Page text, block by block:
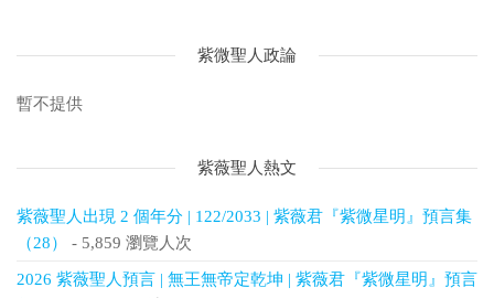
紫微聖人政論
暫不提供
紫薇聖人熱文
紫薇聖人出現 2 個年分 | 122/2033 | 紫薇君『紫微星明』預言集
（28）
- 5,859 瀏覽人次
2026 紫薇聖人預言 | 無王無帝定乾坤 | 紫薇君『紫微星明』預言